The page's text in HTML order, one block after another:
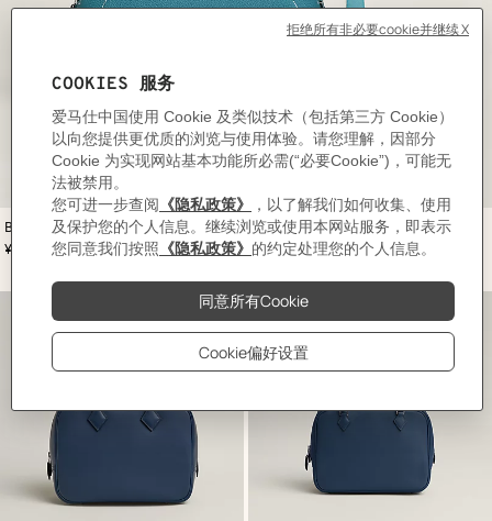
Bolide信差包
,颜
色
蓝
,
价格
¥69,800